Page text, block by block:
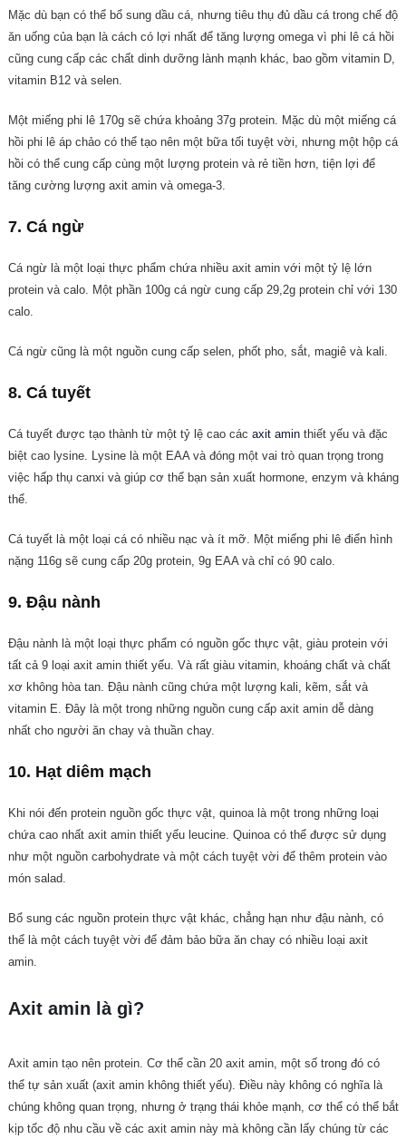
Mặc dù bạn có thể bổ sung dầu cá, nhưng tiêu thụ đủ dầu cá trong chế độ
ăn uống của bạn là cách có lợi nhất để tăng lượng omega vì phi lê cá hồi
cũng cung cấp các chất dinh dưỡng lành mạnh khác, bao gồm vitamin D,
vitamin B12 và selen.
Một miếng phi lê 170g sẽ chứa khoảng 37g protein. Mặc dù một miếng cá
hồi phi lê áp chảo có thể tạo nên một bữa tối tuyệt vời, nhưng một hộp cá
hồi có thể cung cấp cùng một lượng protein và rẻ tiền hơn, tiện lợi để
tăng cường lượng axit amin và omega-3.
7. Cá ngừ
Cá ngừ là một loại thực phẩm chứa nhiều axit amin với một tỷ lệ lớn
protein và calo. Một phần 100g cá ngừ cung cấp 29,2g protein chỉ với 130
calo.
Cá ngừ cũng là một nguồn cung cấp selen, phốt pho, sắt, magiê và kali.
8. Cá tuyết
Cá tuyết được tạo thành từ một tỷ lệ cao các axit amin thiết yếu và đặc
biệt cao lysine. Lysine là một EAA và đóng một vai trò quan trọng trong
việc hấp thụ canxi và giúp cơ thể bạn sản xuất hormone, enzym và kháng
thể.
Cá tuyết là một loại cá có nhiều nạc và ít mỡ. Một miếng phi lê điển hình
nặng 116g sẽ cung cấp 20g protein, 9g EAA và chỉ có 90 calo.
9. Đậu nành
Đậu nành là một loại thực phẩm có nguồn gốc thực vật, giàu protein với
tất cả 9 loại axit amin thiết yếu. Và rất giàu vitamin, khoáng chất và chất
xơ không hòa tan. Đậu nành cũng chứa một lượng kali, kẽm, sắt và
vitamin E. Đây là một trong những nguồn cung cấp axit amin dễ dàng
nhất cho người ăn chay và thuần chay.
10. Hạt diêm mạch
Khi nói đến protein nguồn gốc thực vật, quinoa là một trong những loại
chứa cao nhất axit amin thiết yếu leucine. Quinoa có thể được sử dụng
như một nguồn carbohydrate và một cách tuyệt vời để thêm protein vào
món salad.
Bổ sung các nguồn protein thực vật khác, chẳng hạn như đậu nành, có
thể là một cách tuyệt vời để đảm bảo bữa ăn chay có nhiều loại axit
amin.
Axit amin là gì?
Axit amin tạo nên protein. Cơ thể cần 20 axit amin, một số trong đó có
thể tự sản xuất (axit amin không thiết yếu). Điều này không có nghĩa là
chúng không quan trọng, nhưng ở trạng thái khỏe mạnh, cơ thể có thể bắt
kịp tốc độ nhu cầu về các axit amin này mà không cần lấy chúng từ các